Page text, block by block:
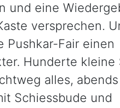
und eine
versprechen.
Pushkar-Fair einen
Hunderte kleine
alles,
Schiessbude und